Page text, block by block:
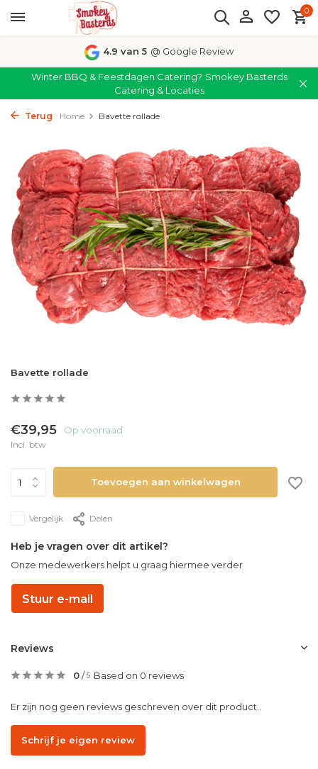
0
4.9 van 5 @ Google Review
Winter BBQ & Feestdagen Catering? Smokey Basterds
Catering & Locaties
Terug Home Bavette rollade
Bavette rollade
€39,95 Op voorraad
Incl. btw
Toevoegen aan winkelwagen
Vergelijk Delen
Heb je vragen over dit artikel?
Onze medewerkers helpt u graag hiermee verder
Stuur e-mail
Reviews
0/5 Based on 0 reviews
Er zijn nog geen reviews geschreven over dit product..
Schrijf je eigen review